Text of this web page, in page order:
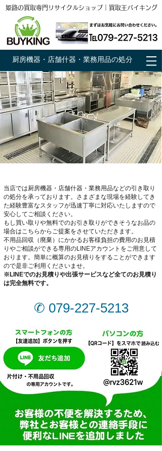
姫路の買取専門リサイクルショップ｜買取王バイキング
厨房機器・店舗什器・業務用品の処分
当店では厨房機器・店舗什器・業務用品などの引き取り
の処分を承っております。さまざまな現場を経験してき
た経験豊富なスタッフが迅速丁寧に対応いたしますので
安心してご相談ください。
​もし買い取りや無料でのお引き取りができそうなお品の
場合はこちらからご提案をさせていただきます。
不用品回収（廃棄）にかかるお客様負担の費用のお見積
りやご相談ができる専用のLINEアカウントをご用意して
おります。簡単に概算のお見積りをすることができます
ので是非ご利用くださいませ。​​
※LINEでのお見積りや出張サービスなど全てのお見積り
は完全無料です。
✆ 079-227-5213